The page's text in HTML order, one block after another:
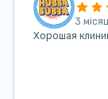
3
Хорошая